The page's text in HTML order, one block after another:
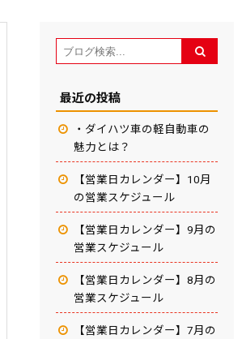
最近の投稿
・ダイハツ車の軽自動車の
魅力とは？
【営業日カレンダー】10月
の営業スケジュール
【営業日カレンダー】9月の
営業スケジュール
【営業日カレンダー】8月の
営業スケジュール
【営業日カレンダー】7月の